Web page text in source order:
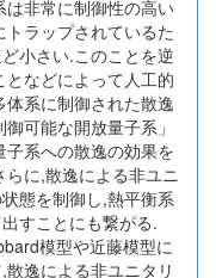
非常に制御性の高い
ラップされているた
小さい.このことを逆
などによって人工的
系に制御された散逸
可能な開放量子系」
系への散逸の効果を
に,散逸による非ユニ
態を制御し,熱平衡系
すことにも繋がる.
模型や近藤模型に
逸による非ユニタリ